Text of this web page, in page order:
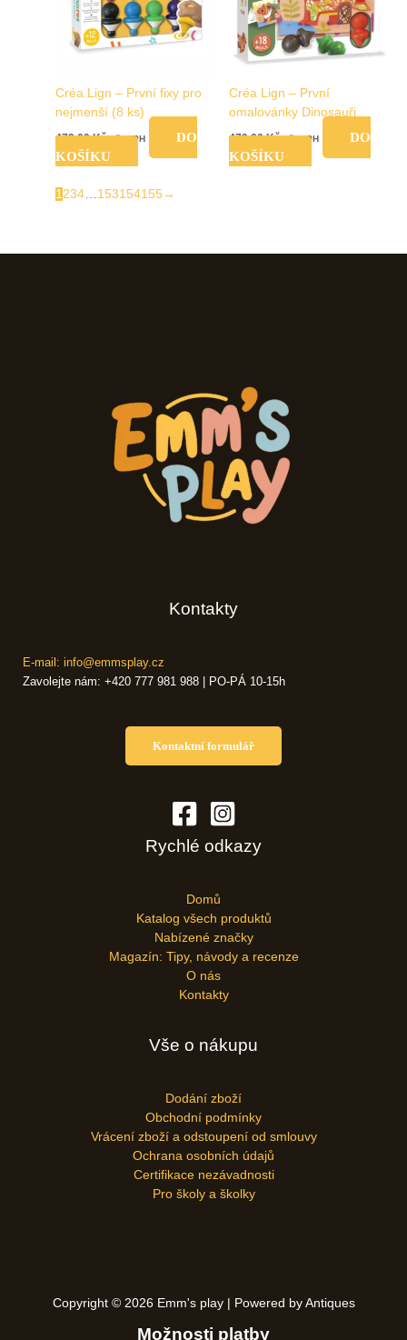
Créa Lign – První fixy pro
nejmenší (8 ks)
479,00Kč vč. DPH
DO
KOŠÍKU
Créa Lign – První
omalovánky Dinosauři
479,00Kč vč. DPH
DO
KOŠÍKU
1234… 153154155→
Kontakty
E-mail: info@emmsplay.cz
Zavolejte nám: +420 777 981 988 | PO-PÁ 10-15h
Kontaktní formulář
Rychlé odkazy
Domů
Katalog všech produktů
Nabízené značky
Magazín: Tipy, návody a recenze
O nás
Kontakty
Vše o nákupu
Dodání zboží
Obchodní podmínky
Vrácení zboží a odstoupení od smlouvy
Ochrana osobních údajů
Certifikace nezávadnosti
Pro školy a školky
Copyright © 2026 Emm's play | Powered by Antiques
Možnosti platby